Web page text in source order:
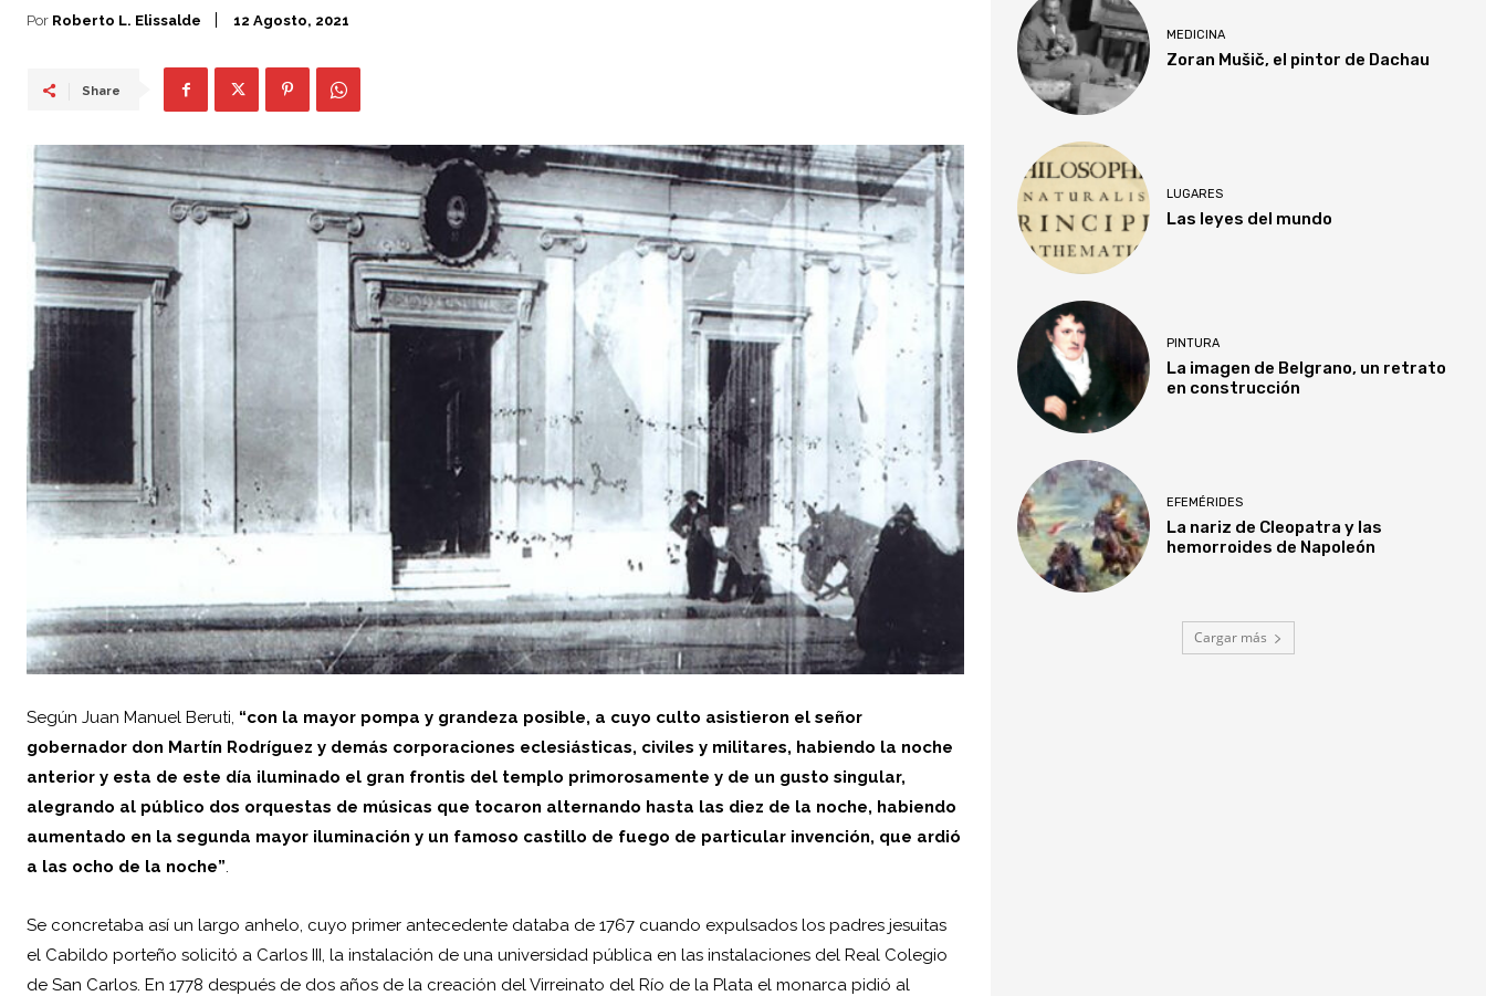
Por Roberto L. Elissalde 12 Agosto, 2021
Share
Según Juan Manuel Beruti, “con la mayor pompa y grandeza posible, a cuyo culto asistieron el señor
gobernador don Martín Rodríguez y demás corporaciones eclesiásticas, civiles y militares, habiendo la noche
anterior y esta de este día iluminado el gran frontis del templo primorosamente y de un gusto singular,
alegrando al público dos orquestas de músicas que tocaron alternando hasta las diez de la noche, habiendo
aumentado en la segunda mayor iluminación y un famoso castillo de fuego de particular invención, que ardió
a las ocho de la noche”.­
Se concretaba así un largo anhelo, cuyo primer antecedente databa de 1767 cuando expulsados los padres jesuitas
el Cabildo porteño solicitó a Carlos III, la instalación de una universidad pública en las instalaciones del Real Colegio
de San Carlos. En 1778 después de dos años de la creación del Virreinato del Río de la Plata el monarca pidió al
MEDICINA
Zoran Mušič, el pintor de Dachau
LUGARES
Las leyes del mundo
PINTURA
La imagen de Belgrano, un retrato
en construcción
EFEMÉRIDES
La nariz de Cleopatra y las
hemorroides de Napoleón
Cargar más